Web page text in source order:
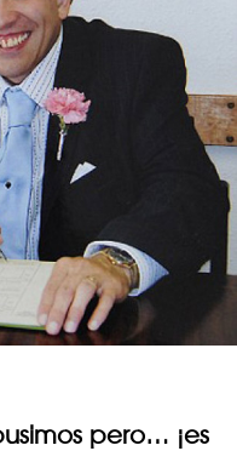
pero… ¡es